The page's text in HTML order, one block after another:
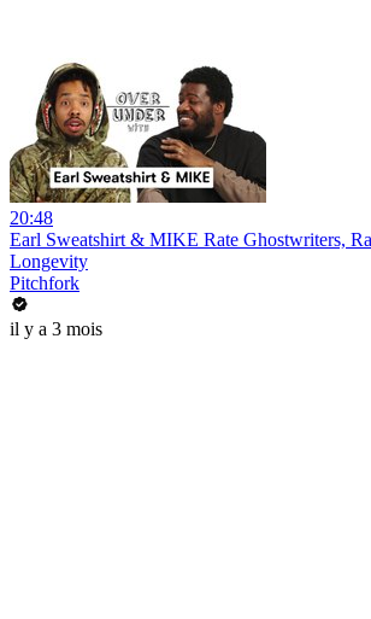
20:48
Earl Sweatshirt & MIKE Rate Ghostwriters,
Longevity
Pitchfork
il y a 3 mois